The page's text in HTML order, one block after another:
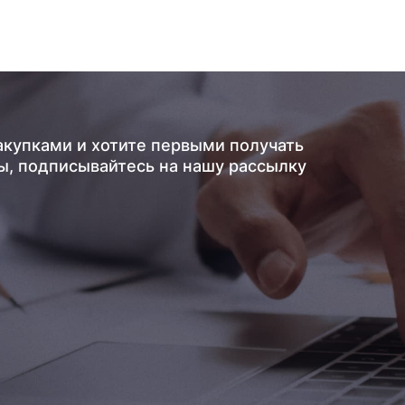
и хотите первыми получать
подписывайтесь на нашу рассылку